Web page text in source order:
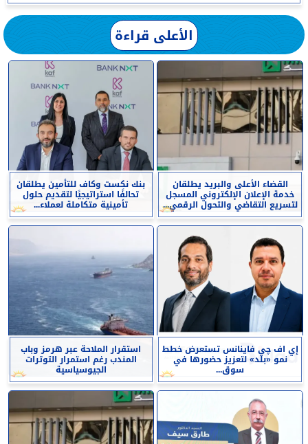
الأعلى قراءة
القضاء الأعلى والبريد يطلقان
خدمة الإعلان الإلكتروني المسجل
لتسريع التقاضي والتحول الرقمي...
بنك نكست وكاف للتأمين يطلقان
تحالفًا استراتيجيًا لتقديم حلول
تأمينية متكاملة لعملاء...
إي اف چي فاينانس تستعرض خطط
نمو «بلد» لتعزيز حضورها في
سوق...
استقرار الملاحة عبر هرمز وباب
المندب رغم استمرار التوترات
الجيوسياسية